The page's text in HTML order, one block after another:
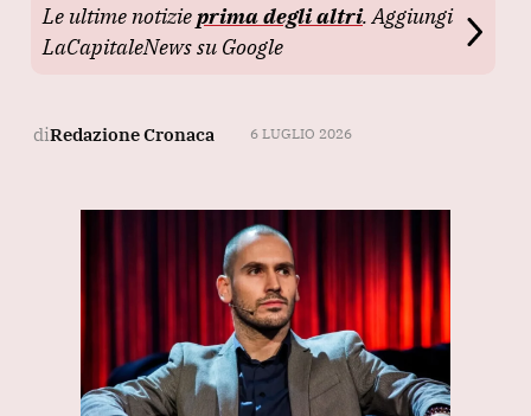
Le ultime notizieprima degli altri. Aggiungi
LaCapitaleNews su Google
diRedazione Cronaca 6 LUGLIO 2026